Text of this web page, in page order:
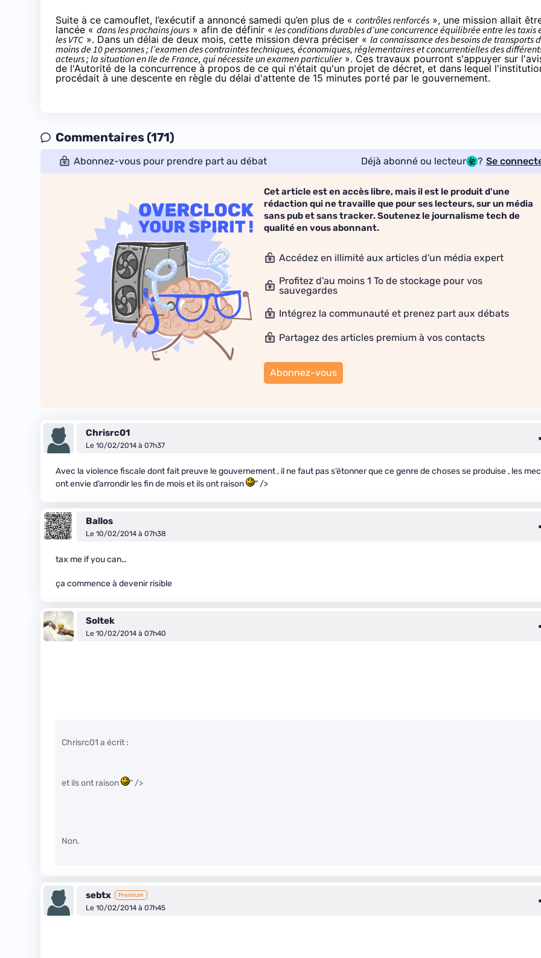
Suite à ce camouflet, l’exécutif a annoncé samedi qu’en plus de « contrôles renforcés », une mission allait
lancée « dans les prochains jours » afin de définir « les conditions durables d’une concurrence équilibrée entre les taxis
les VTC ». Dans un délai de deux mois, cette mission devra préciser « la connaissance des besoins de transports
moins de 10 personnes ; l’examen des contraintes techniques, économiques, réglementaires et concurrentielles des
acteurs ; la situation en Ile de France, qui nécessite un examen particulier». Ces travaux pourront s'appuyer sur
de l'Autorité de la concurrence à propos de ce qui n'était qu'un projet de décret, et dans lequel
procédait à une descente en règle du délai d'attente de 15 minutes porté par le gouvernement.
Commentaires (171)
Abonnez-vous pour prendre part au débat Déjà abonné ou lecteur ? Se
Cet article est en accès libre, mais il est le produit d'une
rédaction qui ne travaille que pour ses lecteurs, sur un média
sans pub et sans tracker. Soutenez le journalisme tech de
qualité en vous abonnant.
Accédez en illimité aux articles d'un média expert
Profitez d'au moins 1 To de stockage pour vos
sauvegardes
Intégrez la communauté et prenez part aux débats
Partagez des articles premium à vos contacts
Abonnez-vous
Chrisrc01
Le 10/02/2014 à 07h37
Avec la violence fiscale dont fait preuve le gouvernement , il ne faut pas s’étonner que ce genre de choses se produise , les
ont envie d’arrondir les fin de mois et ils ont raison
" />
Ballos
Le 10/02/2014 à 07h38
tax me if you can…
ça commence à devenir risible
Soltek
Le 10/02/2014 à 07h40
Chrisrc01 a écrit :
et ils ont raison " />
Non.
sebtx Premium
Le 10/02/2014 à 07h45